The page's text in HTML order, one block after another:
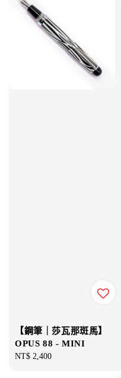
【鋼筆｜莎瓦那斑馬】
OPUS 88 - MINI
Regular
NT$ 2,400